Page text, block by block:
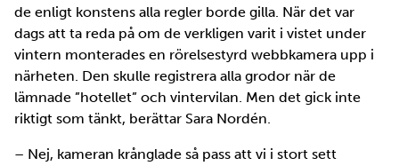
de enligt konstens alla regler borde gilla. När det var
dags att ta reda på om de verkligen varit i vistet under
vintern monterades en rörelsestyrd webbkamera upp i
närheten. Den skulle registrera alla grodor när de
lämnade ”hotellet” och vintervilan. Men det gick inte
riktigt som tänkt, berättar Sara Nordén.
– Nej, kameran krånglade så pass att vi i stort sett